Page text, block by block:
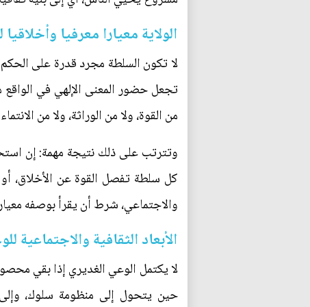
الولاية معيارا معرفيا
لا تكون السلطة مجرد قدرة على الحكم
تجعل حضور المعنى الإلهي في
من القوة، ولا من الوراثة، ولا من
وتترتب على ذلك نتيجة مهمة: إن
كل سلطة تفصل القوة عن الأخلاق،
والاجتماعي، شرط أن يقرأ بوصفه
الأبعاد الثقافية والاجتماعية
لا يكتمل الوعي الغديري إذا بقي
حين يتحول إلى منظومة سلوك، وإلى